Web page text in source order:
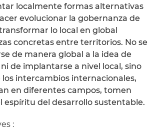
localmente formas alternativas
evolucionar la gobernanza de
lo local en global
concretas entre territorios. No se
de manera global a la idea de
de implantarse a nivel local, sino
intercambios internacionales,
en diferentes campos, tomen
espíritu del desarrollo sustentable.
: